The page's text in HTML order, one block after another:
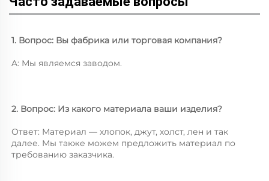
1. Вопрос: Вы фабрика или торговая компания?
A: Мы являемся заводом.
2. Вопрос: Из какого материала ваши изделия?
Ответ: Материал — хлопок, джут, холст, лен и так
далее. Мы также можем предложить материал по
требованию заказчика.